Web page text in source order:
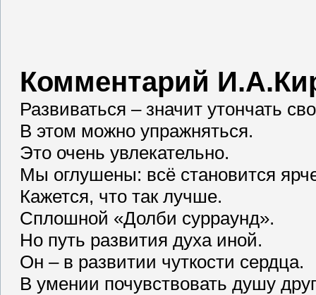
Комментарий
Развиваться – значит утончать
В этом можно упражняться.
Это очень увлекательно.
Мы оглушены: всё становится
Кажется, что так лучше.
Сплошной «Долби сурраунд».
Но путь развития духа иной.
Он – в развитии чуткости сердца.
В умении почувствовать душу